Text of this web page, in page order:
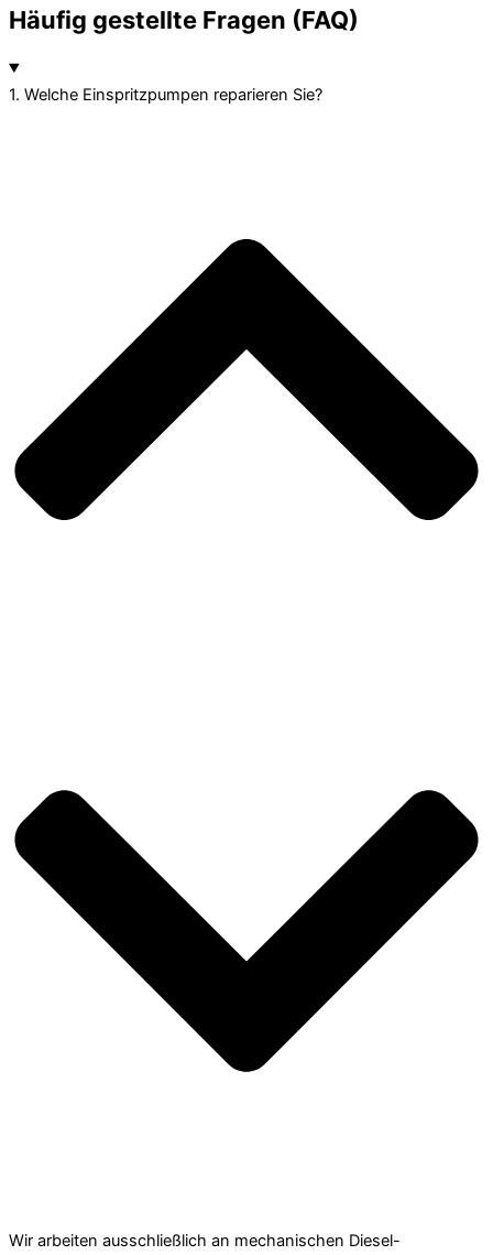
Häufig gestellte Fragen (FAQ)
1. Welche Einspritzpumpen reparieren Sie?
Wir arbeiten ausschließlich an mechanischen Diesel-